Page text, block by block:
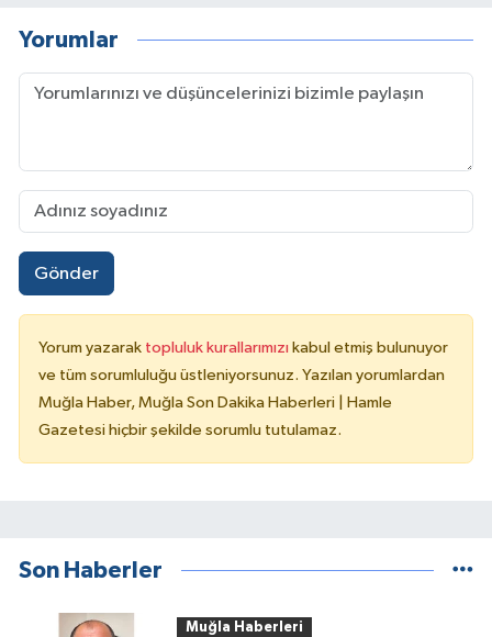
Yorumlar
Gönder
Yorum yazarak topluluk kurallarımızı kabul etmiş bulunuyor
ve tüm sorumluluğu üstleniyorsunuz. Yazılan yorumlardan
Muğla Haber, Muğla Son Dakika Haberleri | Hamle
Gazetesi hiçbir şekilde sorumlu tutulamaz.
Son Haberler
Muğla Haberleri